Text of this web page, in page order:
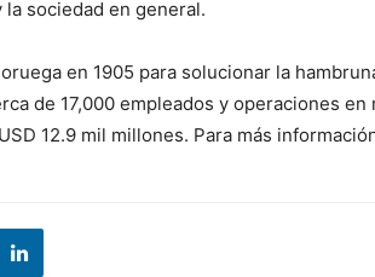
sociedad en general.
en 1905 para solucionar la
de 17,000 empleados y operaciones
12.9 mil millones. Para más